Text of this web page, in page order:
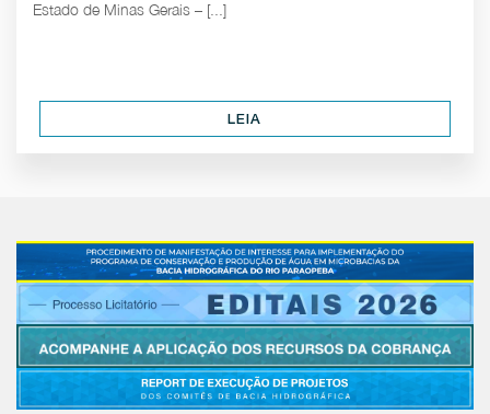
Estado de Minas Gerais – [...]
LEIA